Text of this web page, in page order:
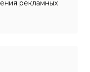
рекламных